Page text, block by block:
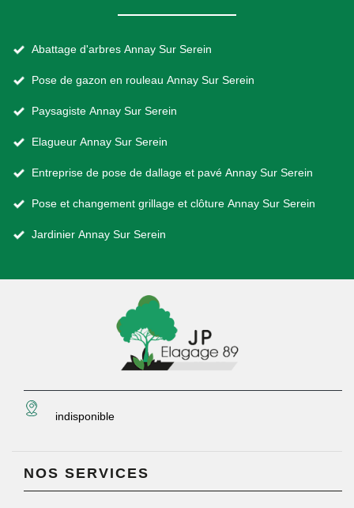
Abattage d'arbres Annay Sur Serein
Pose de gazon en rouleau Annay Sur Serein
Paysagiste Annay Sur Serein
Elagueur Annay Sur Serein
Entreprise de pose de dallage et pavé Annay Sur Serein
Pose et changement grillage et clôture Annay Sur Serein
Jardinier Annay Sur Serein
indisponible
NOS SERVICES